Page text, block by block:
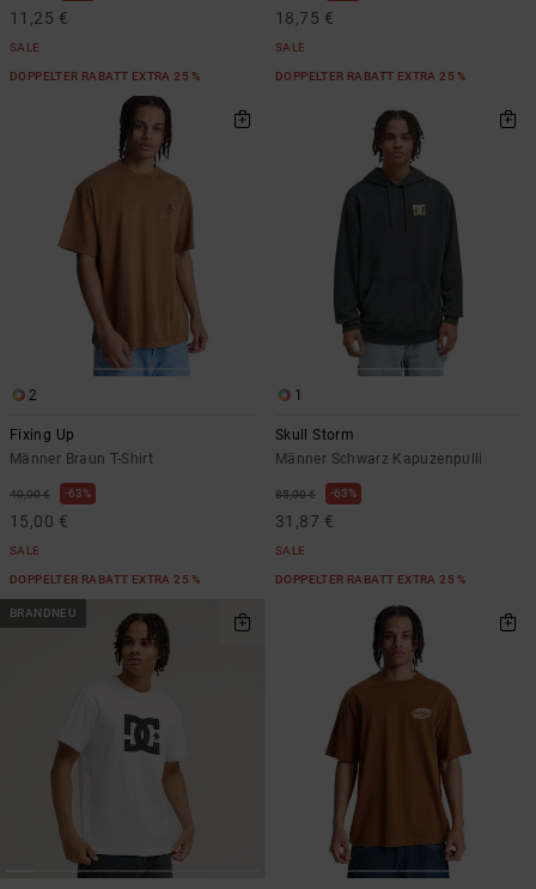
11,25 €
SALE
DOPPELTER RABATT EXTRA 25 %
18,75 €
SALE
DOPPELTER RABATT EXTRA 25 %
2
Fixing Up
Männer Braun T-Shirt
40,00 € 63%
15,00 €
SALE
DOPPELTER RABATT EXTRA 25 %
1
Skull Storm
Männer Schwarz Kapuzenpulli
85,00 € 63%
31,87 €
SALE
DOPPELTER RABATT EXTRA 25 %
BRANDNEU